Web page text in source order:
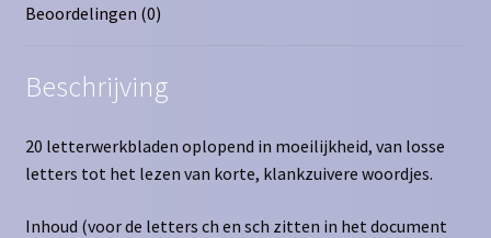
Beoordelingen (0)
Beschrijving
20 letterwerkbladen oplopend in moeilijkheid, van losse
letters tot het lezen van korte, klankzuivere woordjes.
Inhoud (voor de letters ch en sch zitten in het document